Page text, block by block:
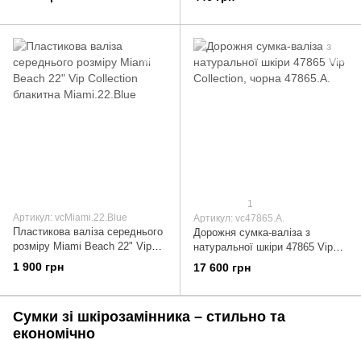
Артикул: vcMiami.22.Blue
Пластикова валіза середнього
розміру Miami Beach 22" Vip
Collection блакитна
Miami.22.Blue
1 900 грн
1
Артикул: vc47865.A.
Дорожня сумка-валіза з
натуральної шкіри 47865 Vip
Collection, чорна 47865.A.
17 600 грн
Сумки зі шкірозамінника – стильно та
економічно